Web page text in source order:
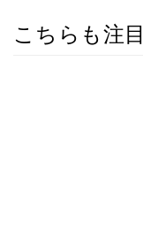
こちらも注目